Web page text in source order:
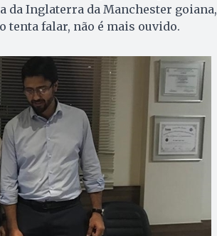
da Inglaterra da Manchester goiana,
tenta falar, não é mais ouvido.